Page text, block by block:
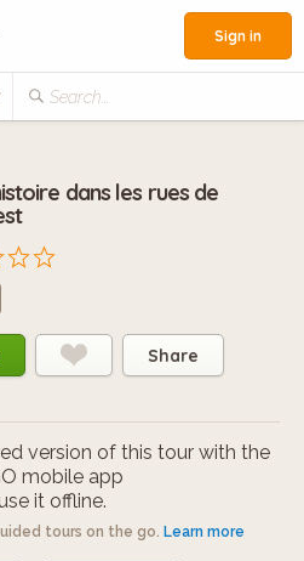
Search...
Sign in
dans les rues de
Share
version of this tour with the
mobile app
it offline.
tours on the go. Learn more